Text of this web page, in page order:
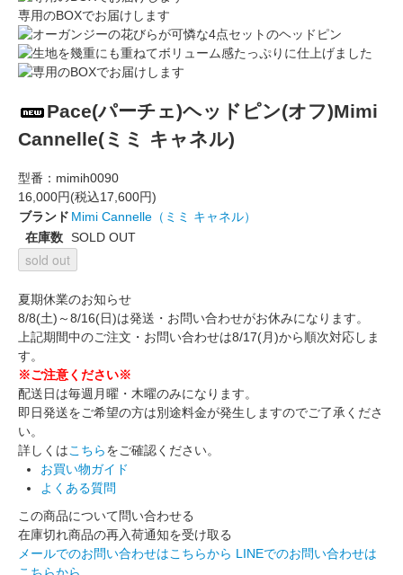
専用のBOXでお届けします
Pace(パーチェ)ヘッドピン(オフ)Mimi
Cannelle(ミミ キャネル)
型番： mimih0090
16,000円(税込17,600円)
ブランド Mimi Cannelle（ミミ キャネル）
在庫数 SOLD OUT
sold out
夏期休業のお知らせ
8/8(土)～8/16(日)は発送・お問い合わせがお休みになります。
上記期間中のご注文・お問い合わせは8/17(月)から順次対応しま
す。
※ご注意ください※
配送日は毎週月曜・木曜のみになります。
即日発送をご希望の方は別途料金が発生しますのでご了承くださ
い。
詳しくはこちらをご確認ください。
お買い物ガイド
よくある質問
この商品について問い合わせる
在庫切れ商品の再入荷通知を受け取る
メールでのお問い合わせはこちらから LINEでのお問い合わせは
こちらから